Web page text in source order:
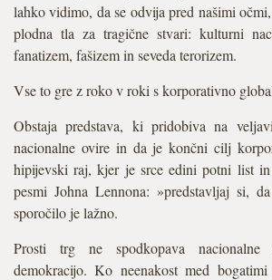
lahko vidimo, da se odvija pred našimi
plodna tla za tragične stvari: kulturni
fanatizem, fašizem in seveda terorizem.
Vse to gre z roko v roki s korporativno
Obstaja predstava, ki pridobiva na
nacionalne ovire in da je končni cilj
hipijevski raj, kjer je srce edini potni list
pesmi Johna Lennona: »predstavljaj si,
sporočilo je lažno.
Prosti trg ne spodkopava nacionalne
demokracijo. Ko neenakost med